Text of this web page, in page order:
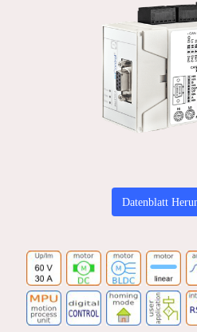
Datenblatt